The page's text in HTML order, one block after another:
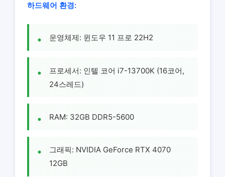
하드웨어 환경:
운영체제: 윈도우 11 프로 22H2
프로세서: 인텔 코어 i7-13700K (16코어,
24스레드)
RAM: 32GB DDR5-5600
그래픽: NVIDIA GeForce RTX 4070
12GB